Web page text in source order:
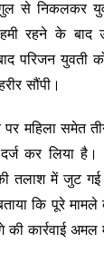
से निकलकर
रहने के बाद
परिजन युवती
सौंपी।
महिला समेत
कर लिया है।
तलाश में जुट
कि पूरे मामले
कार्रवाई अमल